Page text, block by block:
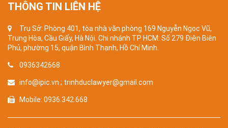
THÔNG TIN LIÊN HỆ
Trụ Sở: Phòng 401, tòa nhà văn phòng 169 Nguyễn Ngọc Vũ,
Trung Hòa, Cầu Giấy, Hà Nội. Chi nhánh TP HCM: Số 279 Điện Biên
Phủ, phường 15, quận Bình Thạnh, Hồ Chí Minh.
0936342668
info@ipic.vn ; trinhduclawyer@gmail.com
Mobile: 0936.342.668